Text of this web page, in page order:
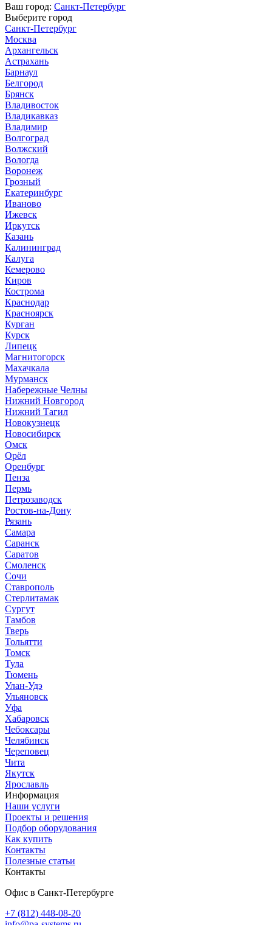
Ваш город: Санкт-Петербург
Выберите город
Санкт-Петербург
Москва
Архангельск
Астрахань
Барнаул
Белгород
Брянск
Владивосток
Владикавказ
Владимир
Волгоград
Волжский
Вологда
Воронеж
Грозный
Екатеринбург
Иваново
Ижевск
Иркутск
Казань
Калининград
Калуга
Кемерово
Киров
Кострома
Краснодар
Красноярск
Курган
Курск
Липецк
Магнитогорск
Махачкала
Мурманск
Набережные Челны
Нижний Новгород
Нижний Тагил
Новокузнецк
Новосибирск
Омск
Орёл
Оренбург
Пенза
Пермь
Петрозаводск
Ростов-на-Дону
Рязань
Самара
Саранск
Саратов
Смоленск
Сочи
Ставрополь
Стерлитамак
Сургут
Тамбов
Тверь
Тольятти
Томск
Тула
Тюмень
Улан-Удэ
Ульяновск
Уфа
Хабаровск
Чебоксары
Челябинск
Череповец
Чита
Якутск
Ярославль
Информация
Наши услуги
Проекты и решения
Подбор оборудования
Как купить
Контакты
Полезные статьи
Контакты
Офис в Санкт-Петербурге
+7 (812) 448-08-20